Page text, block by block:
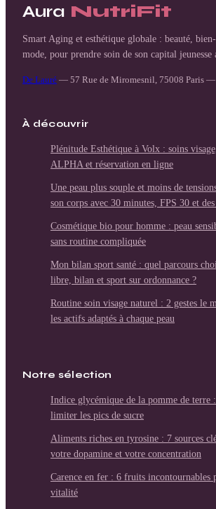
Aura NutriFit
Smart Aging et esthétique globale : beauté,
mode, pour prendre soin de son capital jeunesse
De Lauré — 57 Rue de Miromesnil, 75008 Paris —
À découvrir
Plénitude Esthétique à Volx : soins
ALPHA et réservation en ligne
Une peau plus souple et moins de
son corps avec 30 minutes, FPS 30 et
Cosmétique bio pour homme : peau
sans routine compliquée
Mon bilan sport santé : quel parcours
libre, bilan et sport sur ordonnance ?
Routine soin visage naturel : 2 gestes le
les actifs adaptés à chaque peau
Notre sélection
Indice glycémique de la pomme de terre
limiter les pics de sucre
Aliments riches en tyrosine : 7 sources
votre dopamine et votre concentration
Carence en fer : 6 fruits incontournables
vitalité